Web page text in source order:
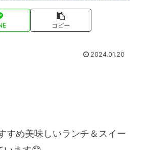
コピー
2024.01.20
すめ美味しいランチ＆スイー